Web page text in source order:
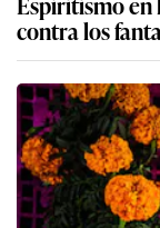
contra los